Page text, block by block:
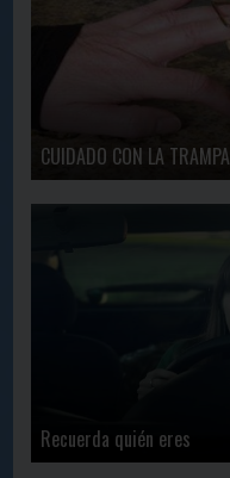
CUIDADO CON LA TRAMPA
Recuerda quién eres